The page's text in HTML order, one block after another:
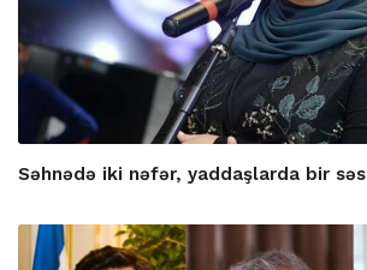
Səhnədə iki nəfər, yaddaşlarda bir səs